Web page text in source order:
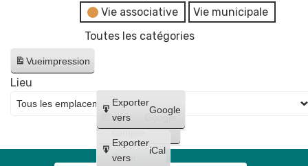
Vie associative
Vie municipale
Toutes les catégories
Vueimpression
Créer
un
compte
Google
Créer
Exporter
vers
Google
Exporter
vers
iCal
Lieu